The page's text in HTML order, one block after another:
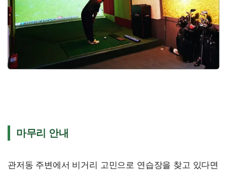
마무리 안내
관저동 주변에서 비거리 고민으로 연습장을 찾고 있다면